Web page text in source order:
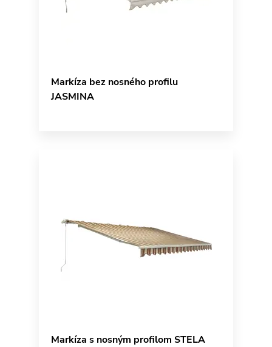
Markíza bez nosného profilu
JASMINA
Markíza s nosným profilom STELA